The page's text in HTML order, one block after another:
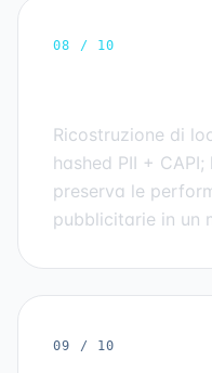
08 / 10
Ricostruzione di
hashed PII +
preserva le
pubblicitarie in un
09 / 10